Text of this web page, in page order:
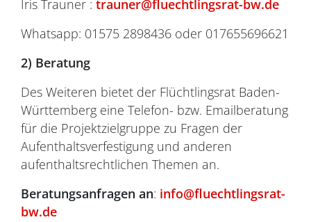
Iris Trauner : trauner@fluechtlingsrat-bw.de
Whatsapp: 01575 2898436 oder 017655696621
2) Beratung
Des Weiteren bietet der Flüchtlingsrat Baden-
Württemberg eine Telefon- bzw. Emailberatung
für die Projektzielgruppe zu Fragen der
Aufenthaltsverfestigung und anderen
aufenthaltsrechtlichen Themen an.
Beratungsanfragen an: info@fluechtlingsrat-
bw.de